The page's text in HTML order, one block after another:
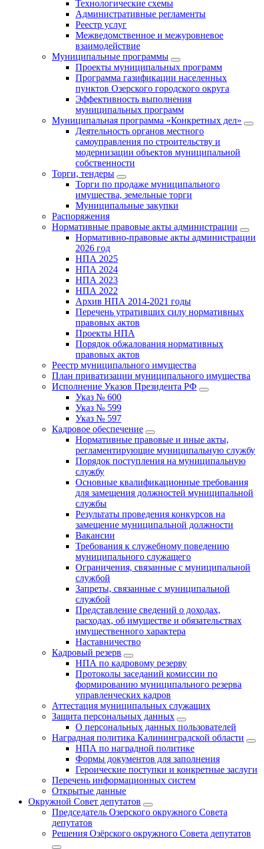
Технологические схемы
Административные регламенты
Реестр услуг
Межведомственное и межуровневое
взаимодействие
Муниципальные программы
Проекты муниципальных программ
Программа газификации населенных
пунктов Озерского городского округа
Эффективность выполнения
муниципальных программ
Муниципальная программа «Конкретных дел»
Деятельность органов местного
самоуправления по строительству и
модернизации объектов муниципальной
собственности
Торги, тендеры
Торги по продаже муниципального
имущества, земельные торги
Муниципальные закупки
Распоряжения
Нормативные правовые акты администрации
Нормативно-правовые акты администрации
2026 год
НПА 2025
НПА 2024
НПА 2023
НПА 2022
Архив НПА 2014-2021 годы
Перечень утративших силу нормативных
правовых актов
Проекты НПА
Порядок обжалования нормативных
правовых актов
Реестр муниципального имущества
План приватизации муниципального имущества
Исполнение Указов Президента РФ
Указ № 600
Указ № 599
Указ № 597
Кадровое обеспечение
Нормативные правовые и иные акты,
регламентирующие муниципальную службу
Порядок поступления на муниципальную
службу
Основные квалификационные требования
для замещения должностей муниципальной
службы
Результаты проведения конкурсов на
замещение муниципальной должности
Вакансии
Требования к служебному поведению
муниципального служащего
Ограничения, связанные с муниципальной
службой
Запреты, связанные с муниципальной
службой
Представление сведений о доходах,
расходах, об имуществе и обязательствах
имущественного характера
Наставничество
Кадровый резерв
НПА по кадровому резерву
Протоколы заседаний комиссии по
формированию муниципального резерва
управленческих кадров
Аттестация муниципальных служащих
Защита персональных данных
О персональных данных пользователей
Наградная политика Калининградской области
НПА по наградной политике
Формы документов для заполнения
Героические поступки и конкретные заслуги
Перечень информационных систем
Открытые данные
Окружной Совет депутатов
Председатель Озерского окружного Совета
депутатов
Решения Озёрского окружного Совета депутатов